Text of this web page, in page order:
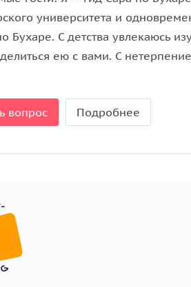
Тамерлана архитектурный
обсерваторий
Самарканда в 1424-1428
университета и
Бухаре. С детства увлекаюсь
ею с вами. С
вопрос Подробнее